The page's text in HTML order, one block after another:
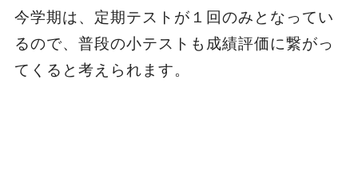
今学期は、定期テストが１回のみとなってい
るので、普段の小テストも成績評価に繋がっ
てくると考えられます。